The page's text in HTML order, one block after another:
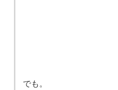
でも。